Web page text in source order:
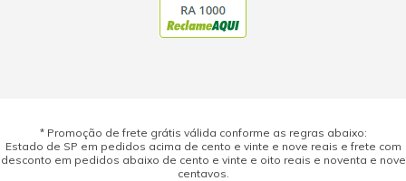
* Promoção de frete grátis válida conforme as regras abaixo:
Estado de SP em pedidos acima de cento e vinte e nove reais e frete com
desconto em pedidos abaixo de cento e vinte e oito reais e noventa e nove
centavos.